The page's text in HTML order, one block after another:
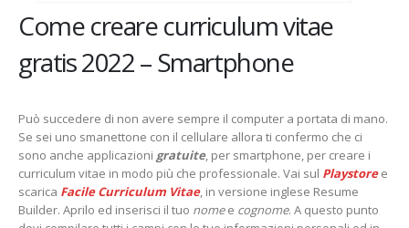
Come creare curriculum vitae
gratis 2022 – Smartphone
Può succedere di non avere sempre il computer a portata di mano.
Se sei uno smanettone con il cellulare allora ti confermo che ci
sono anche applicazioni gratuite, per smartphone, per creare i
curriculum vitae in modo più che professionale. Vai sul Playstoree
scarica Facile Curriculum Vitae, in versione inglese Resume
Builder. Aprilo ed inserisci il tuo nomee cognome. A questo punto